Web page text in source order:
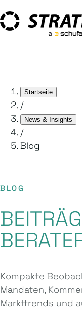
Startseite
/
News & Insights
/
Blog
BLOG
Kompakte
Mandaten,
Markttrends und